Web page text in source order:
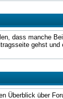
dass manche
gehst
Überblick über